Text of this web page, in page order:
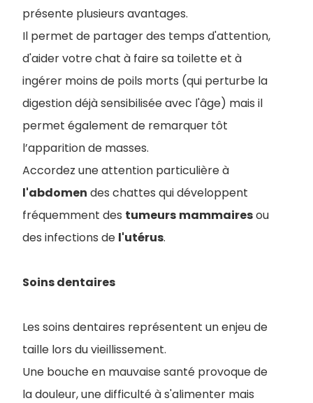
présente plusieurs avantages.
Il permet de partager des temps d'attention,
d'aider votre chat à faire sa toilette et à
ingérer moins de poils morts (qui perturbe la
digestion déjà sensibilisée avec l'âge) mais il
permet également de remarquer tôt
l’apparition de masses.
Accordez une attention particulière à
l'abdomen des chattes qui développent
fréquemment des tumeurs mammairesou
des infections de l'utérus.
Soins dentaires
Les soins dentaires représentent un enjeu de
taille lors du vieillissement.
Une bouche en mauvaise santé provoque de
la douleur, une difficulté à s'alimenter mais